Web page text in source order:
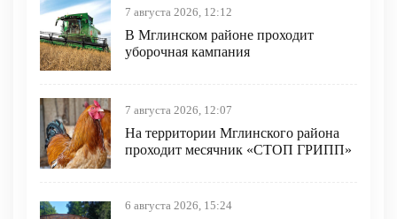
7 августа 2026, 12:12
В Мглинском районе проходит
уборочная кампания
7 августа 2026, 12:07
На территории Мглинского района
проходит месячник «СТОП ГРИПП»
6 августа 2026, 15:24